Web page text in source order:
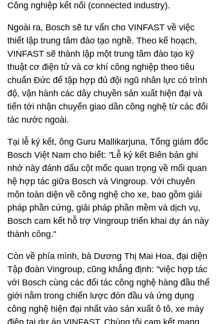
Công nghiệp kết nối (connected industry).
Ngoài ra, Bosch sẽ tư vấn cho VINFAST về việc
thiết lập trung tâm đào tạo nghề. Theo kế hoạch,
VINFAST sẽ thành lập một trung tâm đào tạo kỹ
thuật cơ điện tử và cơ khí công nghiệp theo tiêu
chuẩn Đức để tập hợp đủ đội ngũ nhân lực có trình
độ, vận hành các dây chuyền sản xuất hiện đại và
tiến tới nhận chuyển giao dần công nghệ từ các đối
tác nước ngoài.
Tại lễ ký kết, ông Guru Mallikarjuna, Tổng giám đốc
Bosch Việt Nam cho biết: "Lễ ký kết Biên bản ghi
nhớ này đánh dấu cột mốc quan trọng về mối quan
hệ hợp tác giữa Bosch và Vingroup. Với chuyên
môn toàn diện về công nghệ cho xe, bao gồm giải
pháp phần cứng, giải pháp phần mềm và dịch vụ,
Bosch cam kết hỗ trợ Vingroup triển khai dự án này
thành công."
Còn về phía mình, bà Dương Thị Mai Hoa, đại diện
Tập đoàn Vingroup, cũng khẳng định: "việc hợp tác
với Bosch cùng các đối tác công nghệ hàng đầu thế
giới nằm trong chiến lược đón đầu và ứng dụng
công nghệ hiện đại nhất vào sản xuất ô tô, xe máy
điện tại dự án VINFAST. Chúng tôi cam kết mang